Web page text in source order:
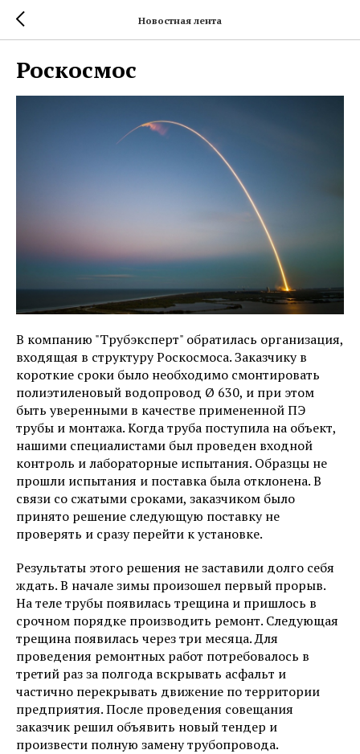
Новостная лента
Роскосмос
В компанию "Трубэксперт" обратилась организация,
входящая в структуру Роскосмоса. Заказчику в
короткие сроки было необходимо смонтировать
полиэтиленовый водопровод Ø 630, и при этом
быть уверенными в качестве примененной ПЭ
трубы и монтажа. Когда труба поступила на объект,
нашими специалистами был проведен входной
контроль и лабораторные испытания. Образцы не
прошли испытания и поставка была отклонена. В
связи со сжатыми сроками, заказчиком было
принято решение следующую поставку не
проверять и сразу перейти к установке.
Результаты этого решения не заставили долго себя
ждать. В начале зимы произошел первый прорыв.
На теле трубы появилась трещина и пришлось в
срочном порядке производить ремонт. Следующая
трещина появилась через три месяца. Для
проведения ремонтных работ потребовалось в
третий раз за полгода вскрывать асфальт и
частично перекрывать движение по территории
предприятия. После проведения совещания
заказчик решил объявить новый тендер и
произвести полную замену трубопровода.